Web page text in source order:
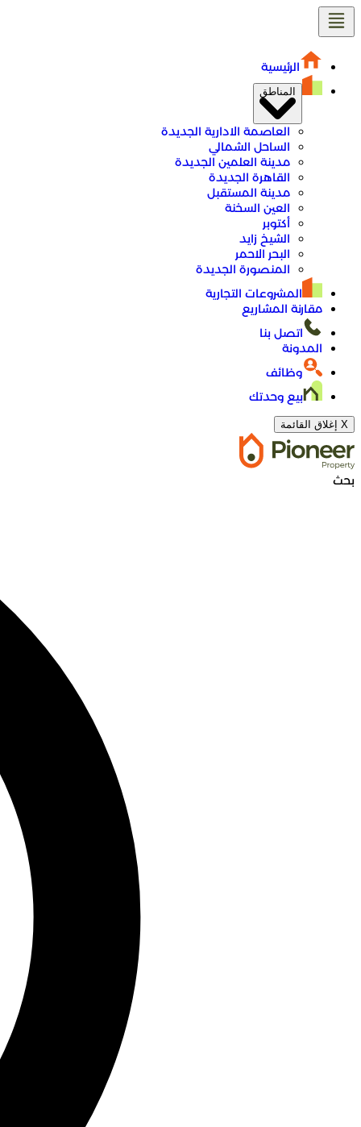
الرئيسية
المناطق
العاصمة الادارية الجديدة
الساحل الشمالي
مدينة العلمين الجديدة
القاهرة الجديدة
مدينة المستقبل
العين السخنة
أكتوبر
الشيخ زايد
البحر الاحمر
المنصورة الجديدة
المشروعات التجارية
مقارنة المشاريع
اتصل بنا
المدونة
وظائف
بيع وحدتك
X إغلاق القائمة
بحث